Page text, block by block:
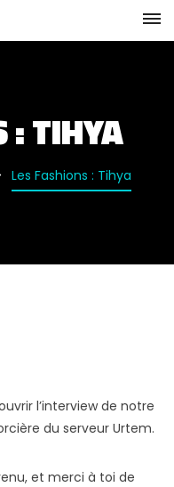
: TIHYA
Les Fashions : Tihya
l’interview de notre
du serveur Urtem.
et merci à toi de